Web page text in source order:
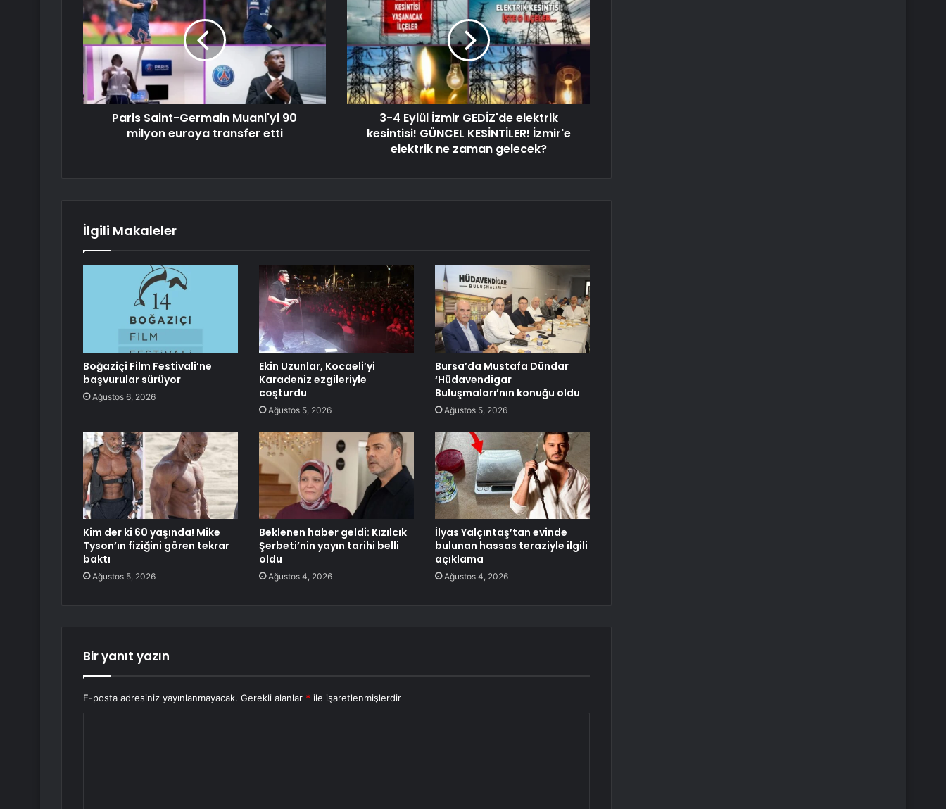
Paris Saint-Germain Muani'yi 90
milyon euroya transfer etti
3-4 Eylül İzmir GEDİZ'de elektrik
kesintisi! GÜNCEL KESİNTİLER! İzmir'e
elektrik ne zaman gelecek?
İlgili Makaleler
Boğaziçi Film Festivali’ne
başvurular sürüyor
Ağustos 6, 2026
Ekin Uzunlar, Kocaeli’yi
Karadeniz ezgileriyle
coşturdu
Ağustos 5, 2026
Bursa’da Mustafa Dündar
‘Hüdavendigar
Buluşmaları’nın konuğu oldu
Ağustos 5, 2026
Kim der ki 60 yaşında! Mike
Tyson’ın fiziğini gören tekrar
baktı
Ağustos 5, 2026
Beklenen haber geldi: Kızılcık
Şerbeti’nin yayın tarihi belli
oldu
Ağustos 4, 2026
İlyas Yalçıntaş’tan evinde
bulunan hassas teraziyle ilgili
açıklama
Ağustos 4, 2026
Bir yanıt yazın
E-posta adresiniz yayınlanmayacak. Gerekli alanlar * ile işaretlenmişlerdir